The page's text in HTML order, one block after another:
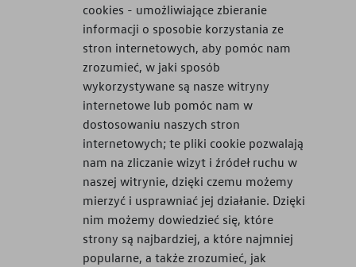
cookies - umożliwiające zbieranie
informacji o sposobie korzystania ze
stron internetowych, aby pomóc nam
zrozumieć, w jaki sposób
wykorzystywane są nasze witryny
internetowe lub pomóc nam w
dostosowaniu naszych stron
internetowych; te pliki cookie pozwalają
nam na zliczanie wizyt i źródeł ruchu w
naszej witrynie, dzięki czemu możemy
mierzyć i usprawniać jej działanie. Dzięki
nim możemy dowiedzieć się, które
strony są najbardziej, a które najmniej
popularne, a także zrozumieć, jak